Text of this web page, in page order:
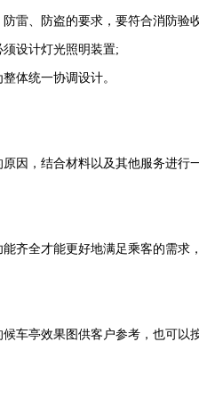
雷、防盗的要求，要符合消防验
设计灯光照明装置;
体统一协调设计。
因，结合材料以及其他服务进行
齐全才能更好地满足乘客的需求
车亭效果图供客户参考，也可以